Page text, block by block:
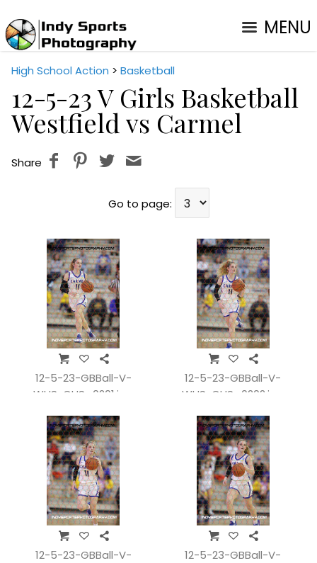
MENU
High School Action > Basketball
12-5-23 V Girls Basketball
Westfield vs Carmel
Share
Go to page:
12-5-23-GBBall-V-
WHSvCHS_0201.jpg
12-5-23-GBBall-V-
WHSvCHS_0202.jpg
12-5-23-GBBall-V-
12-5-23-GBBall-V-